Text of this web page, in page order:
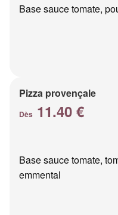
Base sauce tomate,
Pizza provençale
Dès 11.40 €
Base sauce tomate,
emmental